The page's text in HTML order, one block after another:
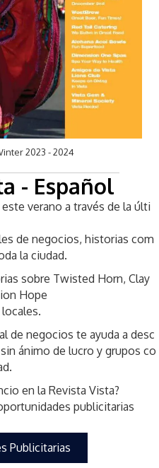
2023 - 2024
- Español
este verano a través de la últi
de negocios, historias com
la ciudad.
sobre Twisted Horn, Clay
Hope
locales.
de negocios te ayuda a desc
sin ánimo de lucro y grupos co
.
en la Revista Vista?
publicitarias
Publicitarias